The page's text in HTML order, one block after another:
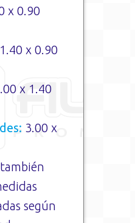
x 0.90
1.40 x 0.90
x 1.40
3.00 x
también
según